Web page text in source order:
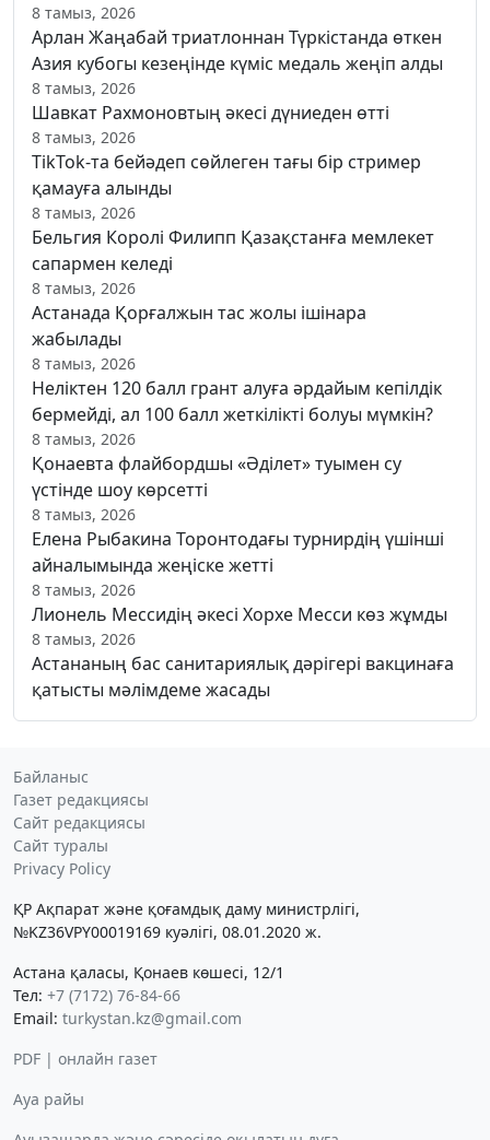
8 тамыз, 2026
Арлан Жаңабай триатлоннан Түркістанда өткен
Азия кубогы кезеңінде күміс медаль жеңіп алды
8 тамыз, 2026
Шавкат Рахмоновтың әкесі дүниеден өтті
8 тамыз, 2026
TikTok-та бейәдеп сөйлеген тағы бір стример
қамауға алынды
8 тамыз, 2026
Бельгия Королі Филипп Қазақстанға мемлекет
сапармен келеді
8 тамыз, 2026
Астанада Қорғалжын тас жолы ішінара
жабылады
8 тамыз, 2026
Неліктен 120 балл грант алуға әрдайым кепілдік
бермейді, ал 100 балл жеткілікті болуы мүмкін?
8 тамыз, 2026
Қонаевта флайбордшы «Әділет» туымен су
үстінде шоу көрсетті
8 тамыз, 2026
Елена Рыбакина Торонтодағы турнирдің үшінші
айналымында жеңіске жетті
8 тамыз, 2026
Лионель Мессидің әкесі Хорхе Месси көз жұмды
8 тамыз, 2026
Астананың бас санитариялық дәрігері вакцинаға
қатысты мәлімдеме жасады
Байланыс
Газет редакциясы
Сайт редакциясы
Сайт туралы
Privacy Policy
ҚР Ақпарат және қоғамдық даму министрлігі,
№KZ36VPY00019169 куәлігі, 08.01.2020 ж.
Астана қаласы, Қонаев көшесі, 12/1
Тел: +7 (7172) 76-84-66
Email: turkystan.kz@gmail.com
PDF | онлайн газет
Ауа райы